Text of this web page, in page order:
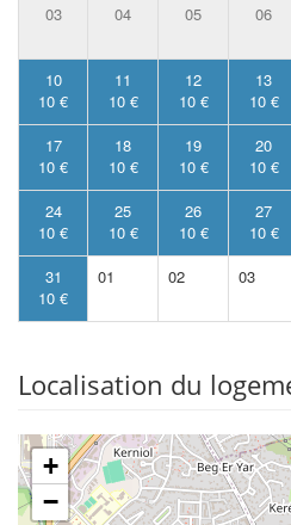
03 04 05 06
10
10 €
11
10 €
12
10 €
13
10 €
17
10 €
18
10 €
19
10 €
20
10 €
24
10 €
25
10 €
26
10 €
27
10 €
31
10 €
01 02 03
Localisation du
+
−